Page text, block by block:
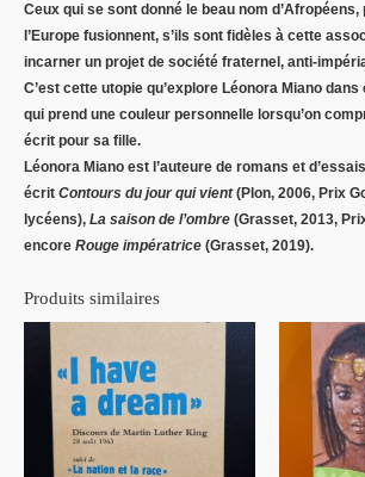
Ceux qui se sont donné le beau nom d’Afropéens,
l’Europe fusionnent, s’ils sont fidèles à cette
incarner un projet de société fraternel, anti-
C’est cette utopie qu’explore Léonora Miano
qui prend une couleur personnelle lorsqu’on
écrit pour sa fille.
Léonora Miano est l’auteure de romans et
écrit Contours du jour qui vient(Plon, 2006, Prix
lycéens), La saison de l’ombre (Grasset, 2013,
encore Rouge impératrice (Grasset, 2019).
Produits similaires